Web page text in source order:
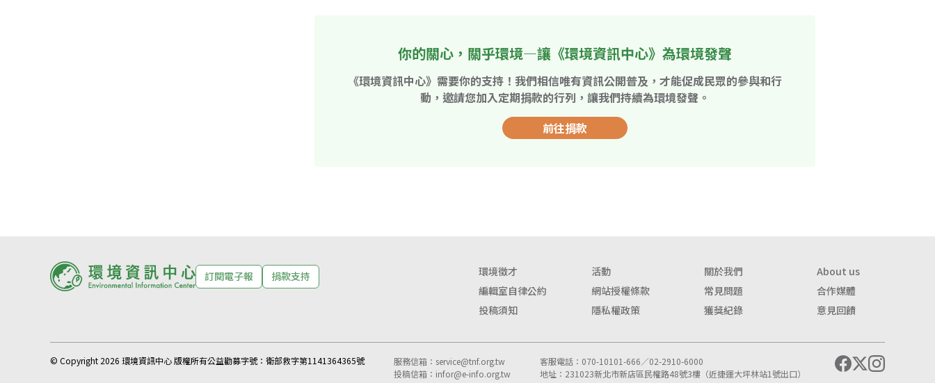
你的關心，關乎環境—讓《環境資訊中心》為環境發聲
《環境資訊中心》需要你的支持！我們相信唯有資訊公開普及，才能促成民眾的參與和行
動，邀請您加入定期捐款的行列，讓我們持續為環境發聲。
前往捐款
訂閱電子報 捐款支持 環境徵才 活動 關於我們
About us
編輯室自律公約
網站授權條款 常見問題
合作媒體
投稿須知
隱私權政策 獲獎紀錄 意見回饋
© Copyright 2026 環境資訊中心 版權所有公益勸募字號： 衛部救字第1141364365號 服務信箱： service@tnf.org.tw
投稿信箱： infor@e-info.org.tw
客服電話：070-10101-666／02-2910-6000
地址：231023新北市新店區民權路48號3樓（近捷運大坪林站1號出口）